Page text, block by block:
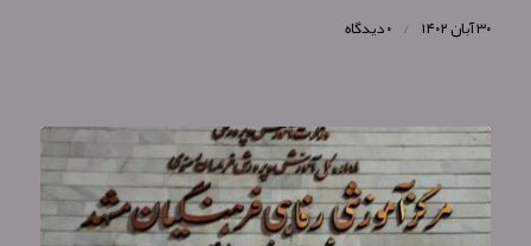
۳۰ آبان ۱۴۰۲ / ۰ دیدگاه